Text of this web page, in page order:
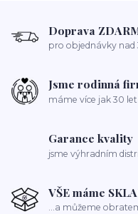
Doprava
pro objednávky nad
Jsme rodinná
máme více jak 30
Garance kvality
jsme výhradním
VŠE máme
...a můžeme